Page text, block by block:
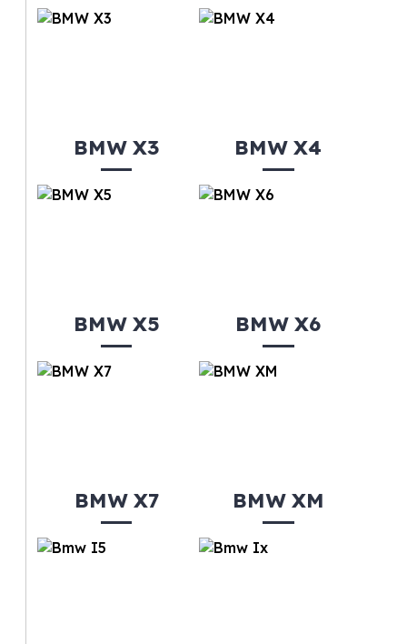
BMW X3 BMW X4
BMW X5 BMW X6
BMW X7 BMW XM